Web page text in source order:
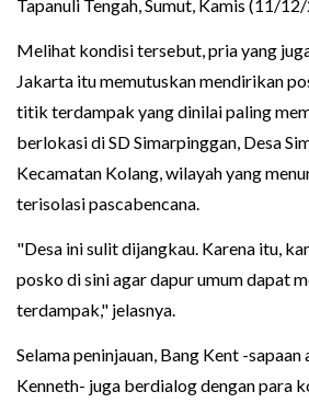
Tapanuli Tengah, Sumut, Kamis (11/
Melihat kondisi tersebut, pria yang
Jakarta itu memutuskan mendirikan
titik terdampak yang dinilai paling
berlokasi di SD Simarpinggan, Desa
Kecamatan Kolang, wilayah yang
terisolasi pascabencana.
"Desa ini sulit dijangkau. Karena itu,
posko di sini agar dapur umum dapat
terdampak," jelasnya.
Selama peninjauan, Bang Kent -
Kenneth- juga berdialog dengan para